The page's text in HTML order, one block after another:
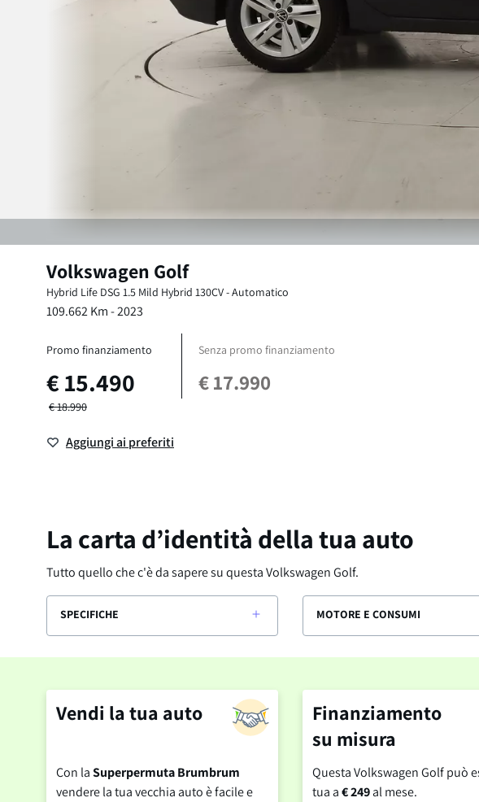
Volkswagen Golf
Hybrid Life DSG 1.5 Mild Hybrid 130CV-Automatico
109.662Km -2023
Promo finanziamento
€15.490
Senza promo finanziamento
€17.990
€18.990
Aggiungi ai preferiti
La carta d’identità della tua auto
Tutto quello che c'è da sapere su questaVolkswagen Golf.
SPECIFICHE MOTORE E CONSUMI
Vendi la tua auto
Con laSuperpermuta Brumbrum
vendere la tua vecchia auto è facile e
Finanziamento
su misura
Questa Volkswagen Golf può
tua a€ 249al mese.